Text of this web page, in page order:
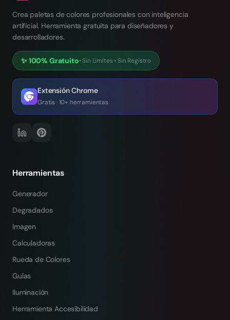
Crea paletas de colores profesionales con inteligencia
artificial. Herramienta gratuita para diseñadores y
desarrolladores.
✨100% Gratuito•Sin Límites• Sin Registro
Extensión Chrome
Gratis · 10+ herramientas
Herramientas
Generador
Degradados
Imagen
Calculadoras
Rueda de Colores
Guías
Iluminación
Herramienta Accesibilidad